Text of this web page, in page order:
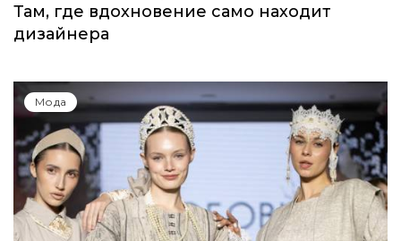
Там, где вдохновение само находит
дизайнера
Мода